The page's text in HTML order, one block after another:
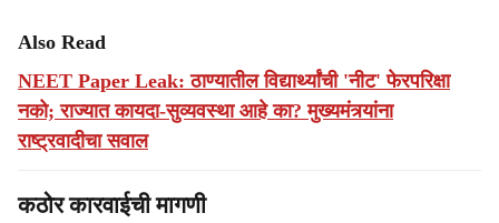
Also Read
NEET Paper Leak: ठाण्यातील विद्यार्थ्यांची 'नीट' फेरपरिक्षा
नको; राज्यात कायदा-सुव्यवस्था आहे का? मुख्यमंत्र्यांना
राष्ट्रवादीचा सवाल
कठोर कारवाईची मागणी